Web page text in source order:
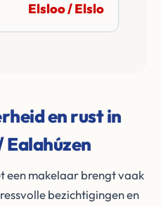
Elsloo / Elslo
en rust in
Ealahúzen
een makelaar brengt vaak
bezichtigingen en